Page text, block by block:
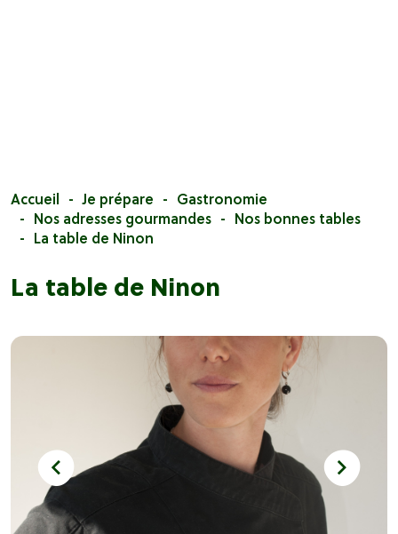
Accueil Je prépare
Gastronomie
Nos adresses gourmandes
Nos bonnes tables
La table de Ninon
La table de Ninon